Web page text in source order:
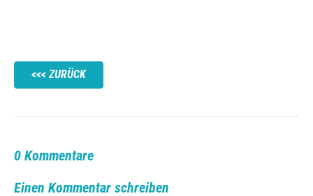
ZURÜCK
0 Kommentare
Einen Kommentar schreiben